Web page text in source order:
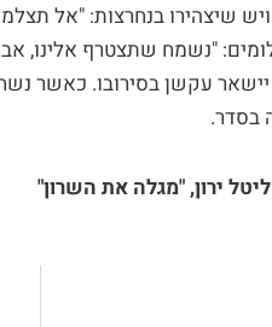
שיצהירו בנחרצות: "אל
"נשמח שתצטרף אלינו,
יישאר עקשן בסירובו. כאשר
בסדר.
ירון, "מגלה את השרון"